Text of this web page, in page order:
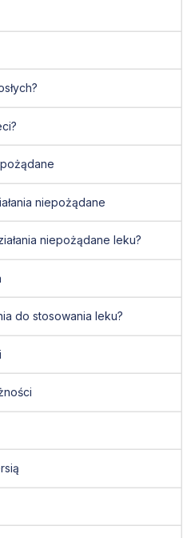
niepożądane
niepożądane leku?
do stosowania leku?